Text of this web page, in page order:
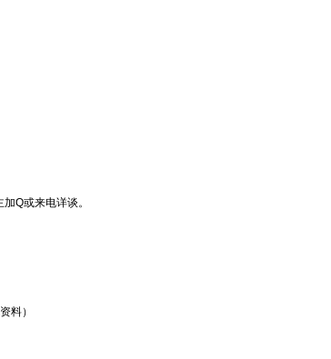
Q或来电详谈。
料）